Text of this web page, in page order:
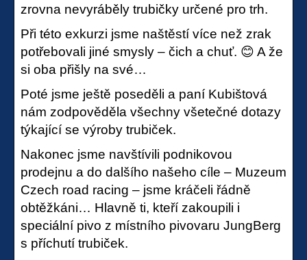
zrovna nevyráběly trubičky určené pro trh.
Při této exkurzi jsme naštěstí více než zrak
potřebovali jiné smysly – čich a chuť. 😊 A že
si oba přišly na své…
Poté jsme ještě poseděli a paní Kubištová
nám zodpověděla všechny všetečné dotazy
týkající se výroby trubiček.
Nakonec jsme navštívili podnikovou
prodejnu a do dalšího našeho cíle – Muzeum
Czech road racing – jsme kráčeli řádně
obtěžkáni… Hlavně ti, kteří zakoupili i
speciální pivo z místního pivovaru JungBerg
s příchutí trubiček.